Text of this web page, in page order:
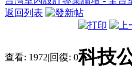
返回列表
查看: 1972|回復: 0科技